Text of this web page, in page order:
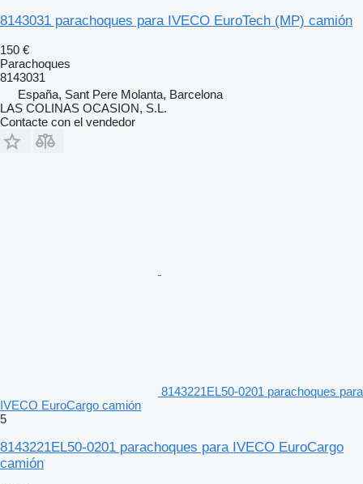
8143031 parachoques para IVECO EuroTech (MP) camión
150 €
Parachoques
8143031
España, Sant Pere Molanta, Barcelona
LAS COLINAS OCASION, S.L.
Contacte con el vendedor
8143221EL50-0201 parachoques para
IVECO EuroCargo camión
5
8143221EL50-0201 parachoques para IVECO EuroCargo
camión